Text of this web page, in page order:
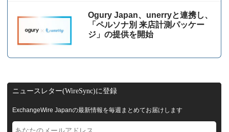
Ogury Japan、unerryと連携し、
「ペルソナ別 来店計測パッケー
ジ」の提供を開始
ニュースレター(WireSync)に登録
ExchangeWire Japanの最新情報を毎週まとめてお届けします